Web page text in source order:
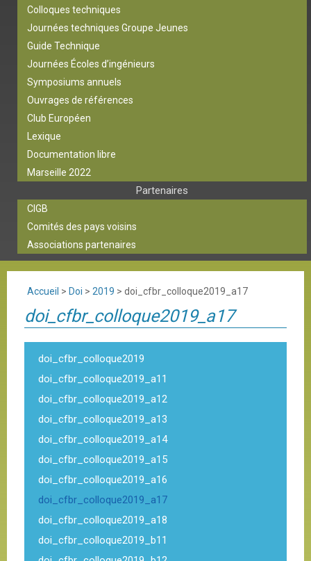
Colloques techniques
Journées techniques Groupe Jeunes
Guide Technique
Journées Écoles d’ingénieurs
Symposiums annuels
Ouvrages de références
Club Européen
Lexique
Documentation libre
Marseille 2022
Partenaires
CIGB
Comités des pays voisins
Associations partenaires
Accueil > Doi > 2019 > doi_cfbr_colloque2019_a17
doi_cfbr_colloque2019_a17
doi_cfbr_colloque2019
doi_cfbr_colloque2019_a11
doi_cfbr_colloque2019_a12
doi_cfbr_colloque2019_a13
doi_cfbr_colloque2019_a14
doi_cfbr_colloque2019_a15
doi_cfbr_colloque2019_a16
doi_cfbr_colloque2019_a17
doi_cfbr_colloque2019_a18
doi_cfbr_colloque2019_b11